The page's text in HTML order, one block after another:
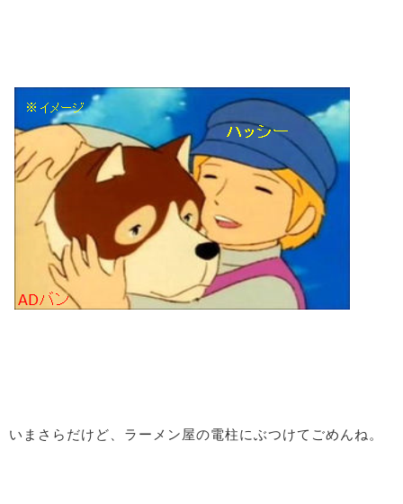
いまさらだけど、ラーメン屋の電柱にぶつけてごめんね。